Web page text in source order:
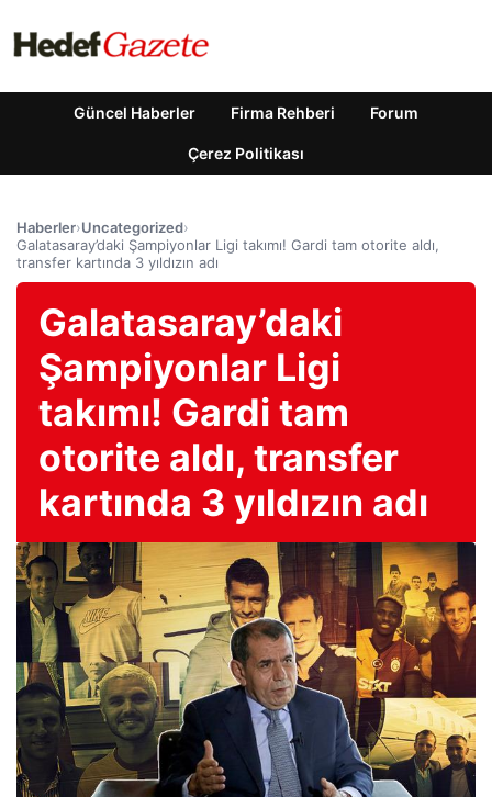
Güncel Haberler Firma Rehberi Forum
Çerez Politikası
Haberler›Uncategorized›
Galatasaray’daki Şampiyonlar Ligi takımı! Gardi tam otorite aldı,
transfer kartında 3 yıldızın adı
Galatasaray’daki
Şampiyonlar Ligi
takımı! Gardi tam
otorite aldı, transfer
kartında 3 yıldızın adı